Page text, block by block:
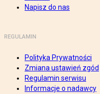
Napisz do nas
REGULAMIN
Polityka Prywatności
Zmiana ustawień zgód
Regulamin serwisu
Informacje o nadawcy